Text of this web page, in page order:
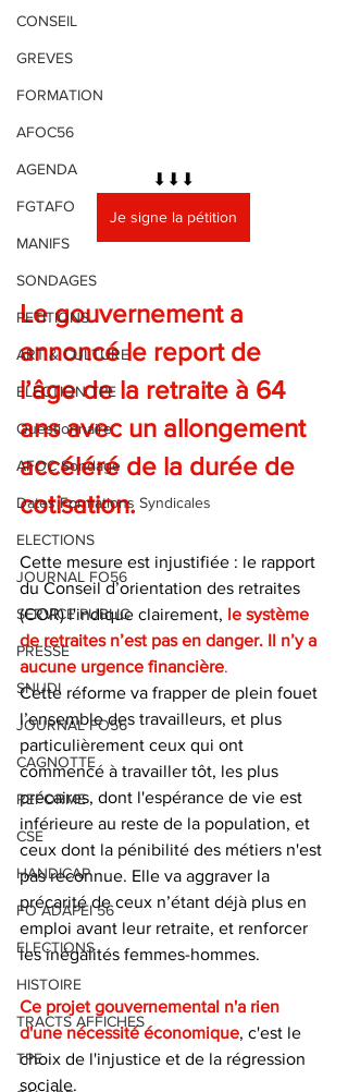
CONSEIL
GREVES
FORMATION
AFOC56
AGENDA
FGTAFO
MANIFS
SONDAGES
PETITIONS
ART & CULTURE
ELECTION TPE
Questionnaire
AFOC Sondage
Dates Formations Syndicales
ELECTIONS
JOURNAL FO56
SERVICE PUBLIC
PRESSE
SNUDI
JOURNAL FO56
CAGNOTTE
REFORME
CSE
HANDICAP
FO ADAPEI 56
ELECTIONS
HISTOIRE
TRACTS AFFICHES
TPE
⬇⬇⬇
Je signe la pétition
Le gouvernement a
annoncé le report de
l’âge de la retraite à 64
ans avec un allongement
accéléré de la durée de
cotisation.
Cette mesure est injustifiée : le rapport
du Conseil d’orientation des retraites
(COR) l'indique clairement, le système
de retraites n’est pas en danger. Il n’y a
aucune urgence financière.
Cette réforme va frapper de plein fouet
l’ensemble des travailleurs, et plus
particulièrement ceux qui ont
commencé à travailler tôt, les plus
précaires, dont l'espérance de vie est
inférieure au reste de la population, et
ceux dont la pénibilité des métiers n'est
pas reconnue. Elle va aggraver la
précarité de ceux n’étant déjà plus en
emploi avant leur retraite, et renforcer
les inégalités femmes-hommes.
Ce projet gouvernemental n'a rien
d'une nécessité économique, c'est le
choix de l'injustice et de la régression
sociale.